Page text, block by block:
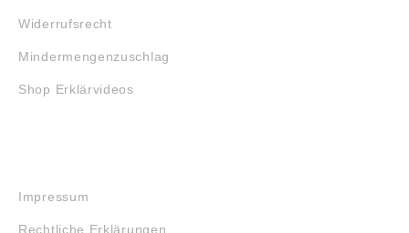
Widerrufsrecht
Mindermengenzuschlag
Shop Erklärvideos
Impressum
Rechtliche Erklärungen